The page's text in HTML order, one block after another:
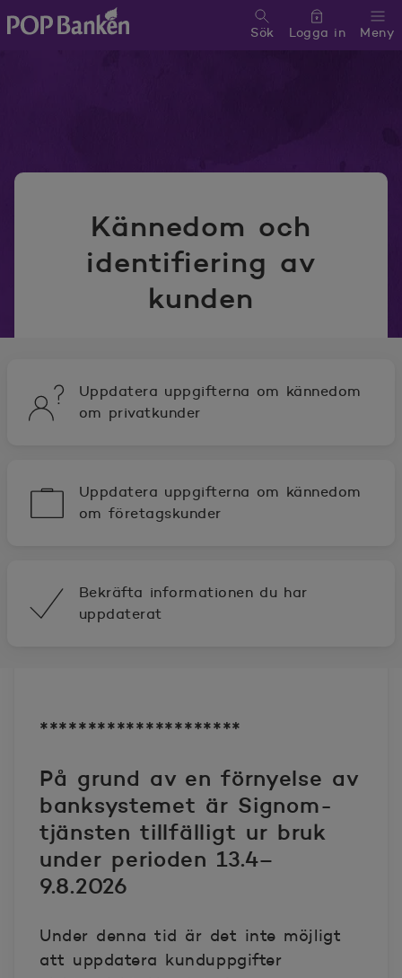
Meny
Sök Logga in
Kännedom och
identifiering av
kunden
Uppdatera uppgifterna om kännedom
om privatkunder
Uppdatera uppgifterna om kännedom
om företagskunder
Bekräfta informationen du har
uppdaterat
*********************
På grund av en förnyelse av
banksystemet är Signom-
tjänsten tillfälligt ur bruk
under perioden 13.4–
9.8.2026
Under denna tid är det inte möjligt
att uppdatera kunduppgifter